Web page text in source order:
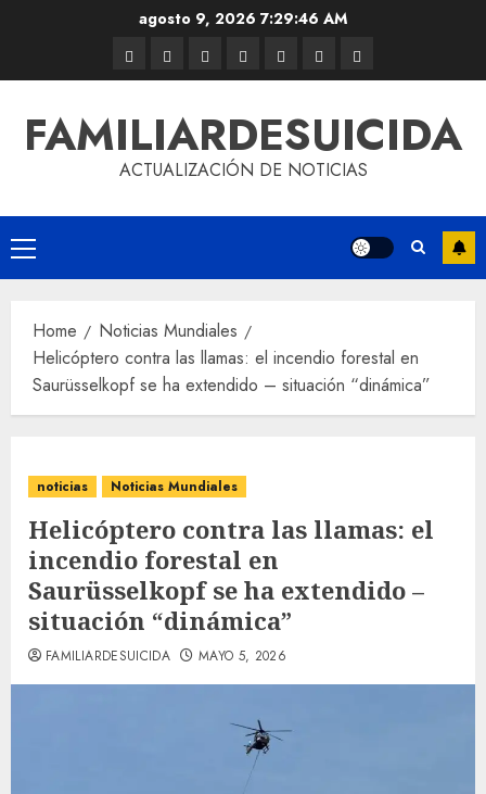
agosto 9, 2026 7:29:46 AM
FAMILIARDESUICIDA
ACTUALIZACIÓN DE NOTICIAS
Home
Noticias Mundiales
Helicóptero contra las llamas: el incendio forestal en
Saurüsselkopf se ha extendido – situación “dinámica”
noticias Noticias Mundiales
Helicóptero contra las llamas: el
incendio forestal en
Saurüsselkopf se ha extendido –
situación “dinámica”
FAMILIARDESUICIDA MAYO 5, 2026